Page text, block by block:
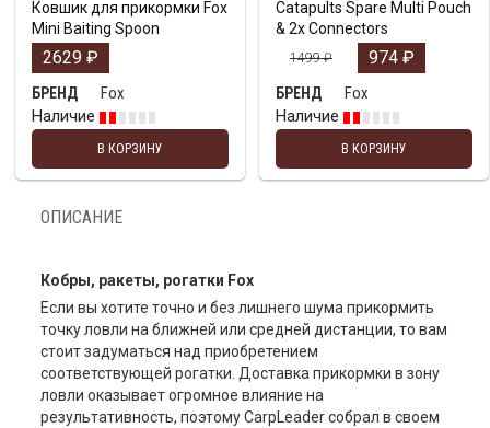
Ковшик для прикормки Fox
Mini Baiting Spoon
2629 ₽
БРЕНД
Fox
Наличие
В КОРЗИНУ
Catapults Spare Multi Pouch
& 2x Connectors
1499₽ 974 ₽
БРЕНД
Fox
Наличие
В КОРЗИНУ
ОПИСАНИЕ
Кобры, ракеты, рогатки Fox
Если вы хотите точно и без лишнего шума прикормить
точку ловли на ближней или средней дистанции, то вам
стоит задуматься над приобретением
соответствующей рогатки. Доставка прикормки в зону
ловли оказывает огромное влияние на
результативность, поэтому CarpLeader собрал в своем